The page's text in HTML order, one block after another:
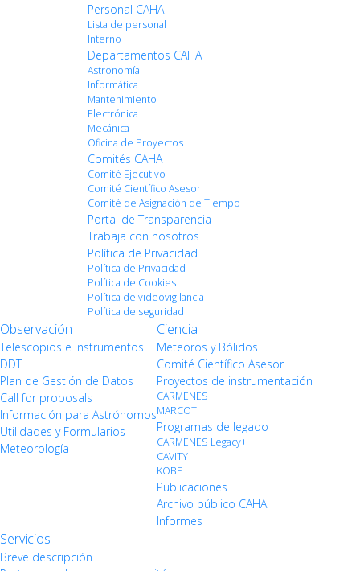
Personal CAHA
Lista de personal
Interno
Departamentos CAHA
Astronomía
Informática
Mantenimiento
Electrónica
Mecánica
Oficina de Proyectos
Comités CAHA
Comité Ejecutivo
Comité Científico Asesor
Comité de Asignación de Tiempo
Portal de Transparencia
Trabaja con nosotros
Política de Privacidad
Política de Privacidad
Política de Cookies
Política de videovigilancia
Política de seguridad
Observación
Telescopios e Instrumentos
DDT
Plan de Gestión de Datos
Call for proposals
Información para Astrónomos
Utilidades y Formularios
Meteorología
Ciencia
Meteoros y Bólidos
Comité Científico Asesor
Proyectos de instrumentación
CARMENES+
MARCOT
Programas de legado
CARMENES Legacy+
CAVITY
KOBE
Publicaciones
Archivo público CAHA
Informes
Servicios
Breve descripción